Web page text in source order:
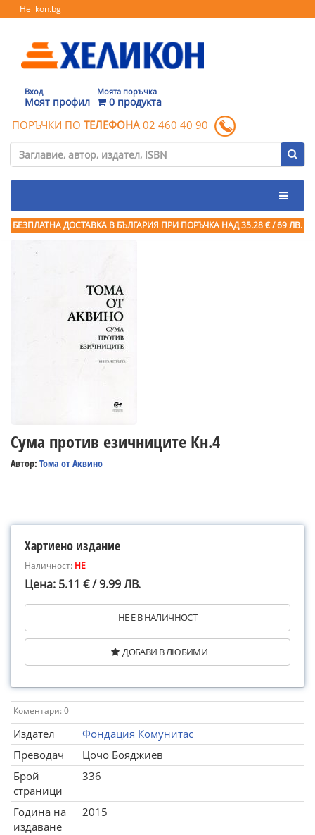
Helikon.bg
Вход
Моят профил
Моята поръчка
0 продукта
ПОРЪЧКИ ПО ТЕЛЕФОНА 02 460 40 90
БЕЗПЛАТНА ДОСТАВКА В БЪЛГАРИЯ ПРИ ПОРЪЧКА НАД 35.28 € / 69 ЛВ.
Сума против езичниците Кн.4
Автор: Тома от Аквино
Хартиено издание
Наличност: НЕ
Цена: 5.11 € / 9.99 ЛВ.
НЕ Е В НАЛИЧНОСТ
ДОБАВИ В ЛЮБИМИ
Коментари: 0
Издател
Фондация Комунитас
Преводач
Цочо Бояджиев
Брой
страници
336
Година на
издаване
2015